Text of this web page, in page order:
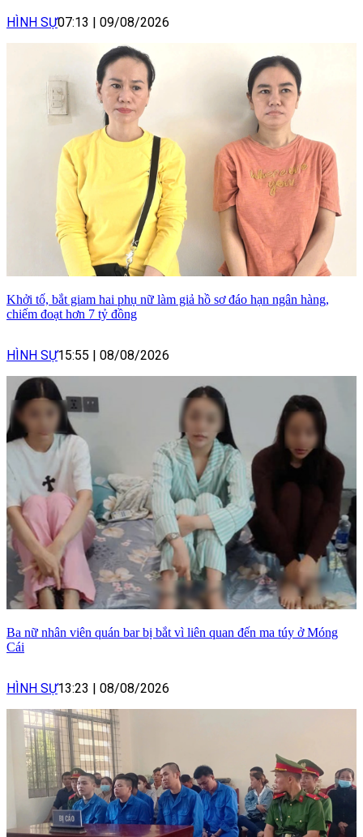
HÌNH SỰ07:13 | 09/08/2026
Khởi tố, bắt giam hai phụ nữ làm giả hồ sơ đáo hạn ngân hàng,
chiếm đoạt hơn 7 tỷ đồng
HÌNH SỰ15:55 | 08/08/2026
Ba nữ nhân viên quán bar bị bắt vì liên quan đến ma túy ở Móng
Cái
HÌNH SỰ13:23 | 08/08/2026